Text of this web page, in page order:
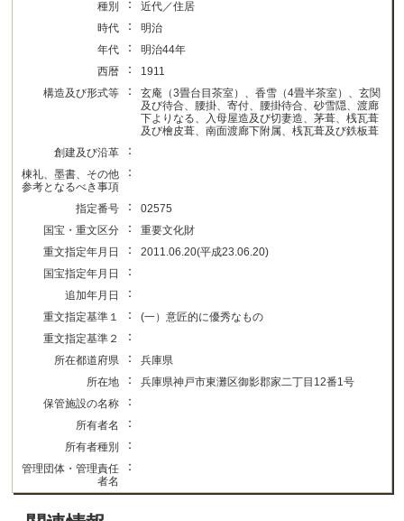
種別
：
近代／住居
時代
：
明治
年代
：
明治44年
西暦
：
1911
構造及び形式等
：
玄庵（3畳台目茶室）、香雪（4畳半茶室）、玄関
及び待合、腰掛、寄付、腰掛待合、砂雪隠、渡廊
下よりなる、入母屋造及び切妻造、茅葺、桟瓦葺
及び檜皮葺、南面渡廊下附属、桟瓦葺及び鉄板葺
創建及び沿革
：
棟礼、墨書、その他
参考となるべき事項
：
指定番号 ：
02575
国宝・重文区分
：
重要文化財
重文指定年月日
：
2011.06.20(平成23.06.20)
国宝指定年月日
：
追加年月日 ：
重文指定基準１ ：
(一）意匠的に優秀なもの
重文指定基準２
：
所在都道府県 ：
兵庫県
所在地
：
兵庫県神戸市東灘区御影郡家二丁目12番1号
保管施設の名称
：
所有者名 ：
所有者種別 ：
管理団体・管理責任
者名
：